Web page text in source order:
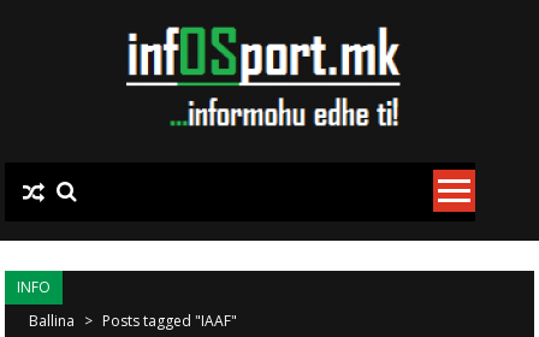
INFO
Ballina > Posts tagged "IAAF"